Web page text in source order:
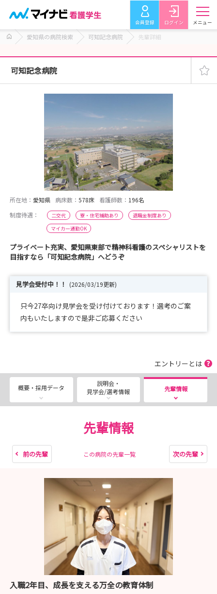
会員登録 ログイン メニュー
愛知県の病院検索 可知記念病院 先輩詳細
可知記念病院
所在地： 愛知県 病床数： 578床 看護師数： 196名
制度待遇：
二交代 寮・住宅補助あり
退職金制度あり
マイカー通勤OK
プライベート充実、愛知県東部で精神科看護のスペシャリストを
目指すなら「可知記念病院」へどうぞ
見学会受付中！！ (2026/03/19更新)
只今27卒向け見学会を受け付けております！選考のご案
内もいたしますので是非ご応募ください
エントリーとは
概要・採用データ
説明会・
見学会/選考情報
先輩情報
先輩情報
前の先輩 この病院の先輩一覧 次の先輩
入職2年目、成長を支える万全の教育体制